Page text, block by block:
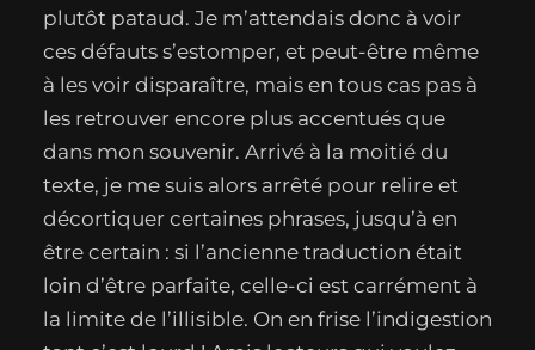
plutôt pataud. Je m’attendais donc à voir
ces défauts s’estomper, et peut-être même
à les voir disparaître, mais en tous cas pas à
les retrouver encore plus accentués que
dans mon souvenir. Arrivé à la moitié du
texte, je me suis alors arrêté pour relire et
décortiquer certaines phrases, jusqu’à en
être certain : si l’ancienne traduction était
loin d’être parfaite, celle-ci est carrément à
la limite de l’illisible. On en frise l’indigestion